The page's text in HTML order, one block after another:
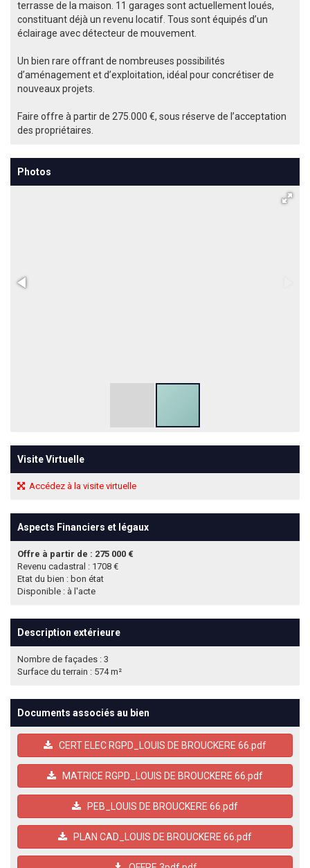
terrasse de la maison. 11 garages sont actuellement loués,
constituant déjà un revenu locatif. Tous sont équipés d’un
éclairage avec détecteur de mouvement.
Un bien rare offrant de nombreuses possibilités
d’aménagement et d’exploitation, idéal pour concrétiser de
nouveaux projets.
Faire offre à partir de 275.000 €, sous réserve de l’acceptation
des propriétaires.
Photos
Visite Virtuelle
Accédez à la visite virtuelle
Aspects Financiers et légaux
Offre à partir de : 275 000 €
Revenu cadastral : 1708 €
Etat du bien : bon état
Disponible : à l'acte
Description extérieure
Nombre de façades : 3
Surface du terrain : 574 m²
Documents associés au bien
CERT ELEC RGPD_LOUIS DE BROUCKERE 66.pdf
MATRICE RGPD_LOUIS DE BROUCKERE 66.pdf
PEB_LOUIS DE BROUCKERE 66.pdf
PLAN CAD_LOUIS DE BROUCKERE 66.pdf